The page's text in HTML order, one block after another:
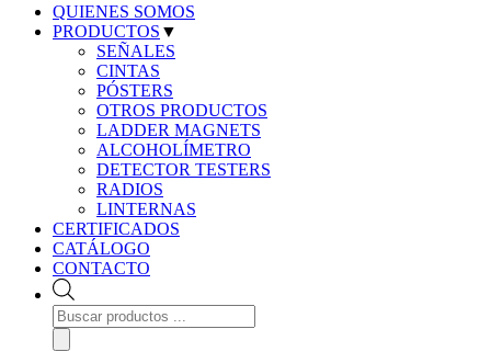
QUIENES SOMOS
PRODUCTOS ▼
SEÑALES
CINTAS
PÓSTERS
OTROS PRODUCTOS
LADDER MAGNETS
ALCOHOLÍMETRO
DETECTOR TESTERS
RADIOS
LINTERNAS
CERTIFICADOS
CATÁLOGO
CONTACTO
Búsqueda
de
productos